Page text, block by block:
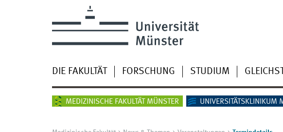
DIE FAKULTÄT FORSCHUNG STUDIUM
MEDIZINISCHE FAKULTÄT MÜNSTER UNIVERSITÄTSKLINIKUM